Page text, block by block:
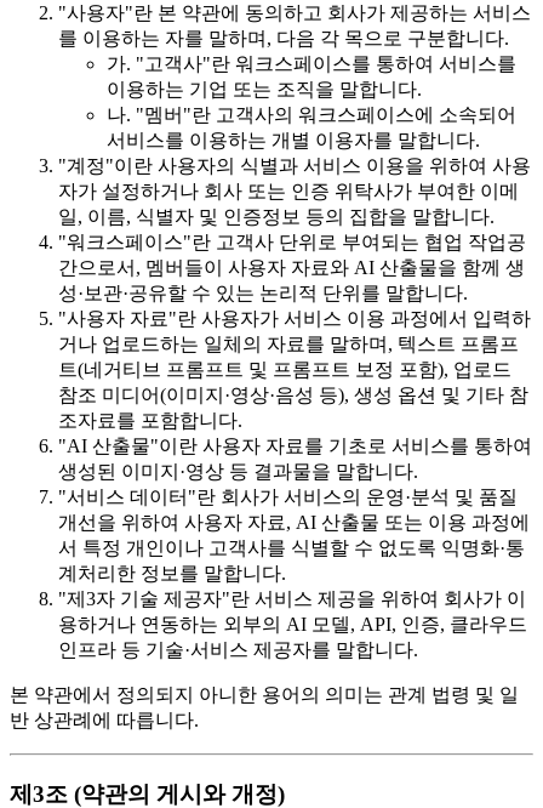
"사용자"란 본 약관에 동의하고 회사가 제공하는 서비스
를 이용하는 자를 말하며, 다음 각 목으로 구분합니다.
가. "고객사"란 워크스페이스를 통하여 서비스를
이용하는 기업 또는 조직을 말합니다.
나. "멤버"란 고객사의 워크스페이스에 소속되어
서비스를 이용하는 개별 이용자를 말합니다.
"계정"이란 사용자의 식별과 서비스 이용을 위하여 사용
자가 설정하거나 회사 또는 인증 위탁사가 부여한 이메
일, 이름, 식별자 및 인증정보 등의 집합을 말합니다.
"워크스페이스"란 고객사 단위로 부여되는 협업 작업공
간으로서, 멤버들이 사용자 자료와 AI 산출물을 함께 생
성·보관·공유할 수 있는 논리적 단위를 말합니다.
"사용자 자료"란 사용자가 서비스 이용 과정에서 입력하
거나 업로드하는 일체의 자료를 말하며, 텍스트 프롬프
트(네거티브 프롬프트 및 프롬프트 보정 포함), 업로드
참조 미디어(이미지·영상·음성 등), 생성 옵션 및 기타 참
조자료를 포함합니다.
"AI 산출물"이란 사용자 자료를 기초로 서비스를 통하여
생성된 이미지·영상 등 결과물을 말합니다.
"서비스 데이터"란 회사가 서비스의 운영·분석 및 품질
개선을 위하여 사용자 자료, AI 산출물 또는 이용 과정에
서 특정 개인이나 고객사를 식별할 수 없도록 익명화·통
계처리한 정보를 말합니다.
"제3자 기술 제공자"란 서비스 제공을 위하여 회사가 이
용하거나 연동하는 외부의 AI 모델, API, 인증, 클라우드
인프라 등 기술·서비스 제공자를 말합니다.
본 약관에서 정의되지 아니한 용어의 의미는 관계 법령 및 일
반 상관례에 따릅니다.
제3조 (약관의 게시와 개정)